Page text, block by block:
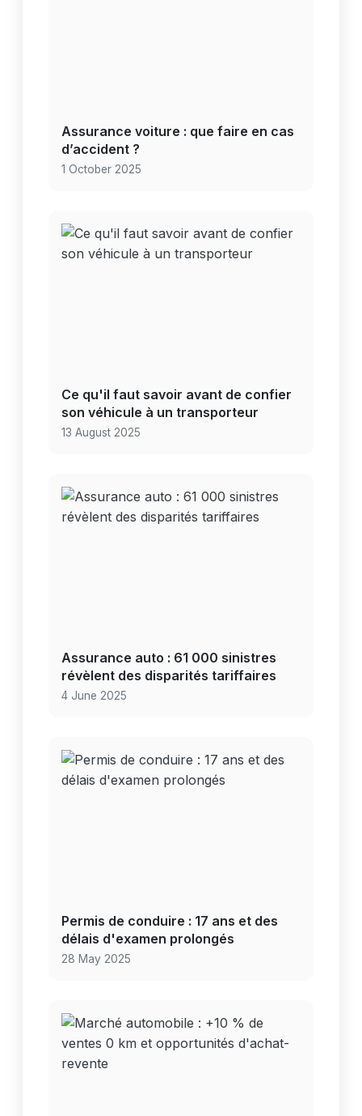
Assurance voiture : que faire en cas
d’accident ?
1 October 2025
Ce qu'il faut savoir avant de confier
son véhicule à un transporteur
13 August 2025
Assurance auto : 61 000 sinistres
révèlent des disparités tariffaires
4 June 2025
Permis de conduire : 17 ans et des
délais d'examen prolongés
28 May 2025